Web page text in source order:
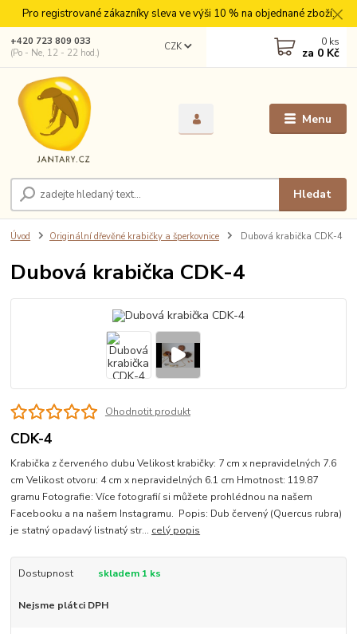
Pro registrované zákazníky sleva ve výši 10 % na objednané zboží.
Menu
CZK
Hledat
+420 723 809 033
(Po - Ne, 12 - 22 hod.)
0 ks
za 0 Kč
Úvod Originální dřevěné krabičky a šperkovnice Dubová krabička CDK-4
Dubová krabička CDK-4
Ohodnotit produkt
CDK-4
Krabička z červeného dubu Velikost krabičky: 7 cm x nepravidelných 7.6
cm Velikost otvoru: 4 cm x nepravidelných 6.1 cm Hmotnost: 119.87
gramu Fotografie: Více fotografií si můžete prohlédnou na našem
Facebooku a na našem Instagramu. Popis: Dub červený (Quercus rubra)
je statný opadavý listnatý str... celý popis
Dostupnost skladem 1 ks
Nejsme plátci DPH